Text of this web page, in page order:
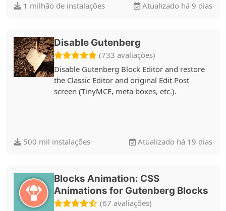
1 milhão de instalações Atualizado há 9 dias
Disable Gutenberg
(733 avaliações)
Disable Gutenberg Block Editor and restore
the Classic Editor and original Edit Post
screen (TinyMCE, meta boxes, etc.).
500 mil instalações Atualizado há 19 dias
Blocks Animation: CSS
Animations for Gutenberg Blocks
(67 avaliações)